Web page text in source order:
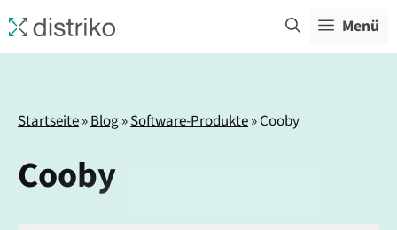
Inhalt
springen
Menü
Startseite»Blog»Software-Produkte»Cooby
Cooby